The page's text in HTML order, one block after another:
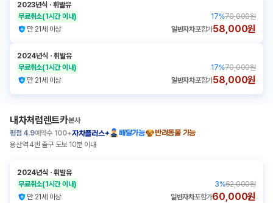
2023년식 ㆍ휘발유
무료취소(1시간 이내) 17%70,000원
만 21세 이상
일반자차포함가58,000원
2024년식 ㆍ휘발유
무료취소(1시간 이내) 17%70,000원
만 21세 이상
일반자차포함가58,000원
내차처럼렌트카본사
평점 4.9예약수 100+자차플러스+ 배달가능
반려동물 가능
용산역 4번 출구 도보 10분 이내
2024년식 ㆍ휘발유
무료취소(1시간 이내) 3%62,000원
만 21세 이상
일반자차포함가60,000원